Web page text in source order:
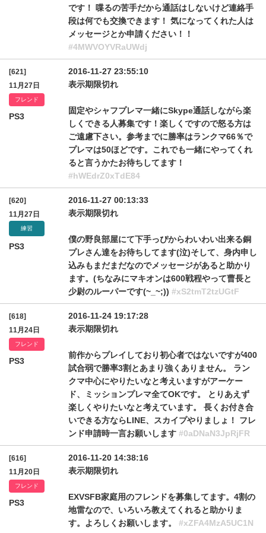
です！ 喋るの苦手だから通話はしないけど連絡手
段は何でも交換できます！ 気になってくれた人は
メッセージとか申請ください！！
#4MWVOYVRaUWdj
[621]
11月27日
フレンド
PS3
2016-11-27 23:55:10
表示期限切れ
固定やシャフプレマ一緒にSkype通話しながら楽
しくできる人募集です！楽しくですので怒る方は
ご遠慮下さい。参考までに勝率はランクマ66％で
プレマは50ほどです。これでも一緒にやってくれ
ると言うかたお待ちしてます！
#hWEdrZ0xTdE84
[620]
11月27日
練習
PS3
2016-11-27 00:13:33
表示期限切れ
僕の野良部屋にて下手っぴからわいわい出来る銅
プレさん達をお待ちしてます(泣)そして、身内申し
込みもまだまだなのでメッセージがあると助かり
ます。(ちなみにマキオンは600戦程やって曹長と
少尉のルーパーです(~_~;)) #xS2tmT2tzUGtF
[618]
11月24日
フレンド
PS3
2016-11-24 19:17:28
表示期限切れ
前作からプレイしており初心者ではないですが400
試合弱で勝率3割とあまり強くありません。 ラン
クマ中心にやりたいなと考えいますがアーケー
ド、ミッションプレマ全てOKです。 とりあえず
楽しくやりたいなと考えています。 長くお付き合
いできる方ならLINE、スカイプやりましょ！ フレ
ンド申請時一言お願いします #0aDNaN3JpRjFR
[616]
11月20日
フレンド
PS3
2016-11-20 14:38:16
表示期限切れ
EXVSFB家庭用のフレンドを募集してます。4割の
地雷なので、いろいろ教えてくれると助かりま
す。よろしくお願いします。 #xZFA4MzA5UC1N